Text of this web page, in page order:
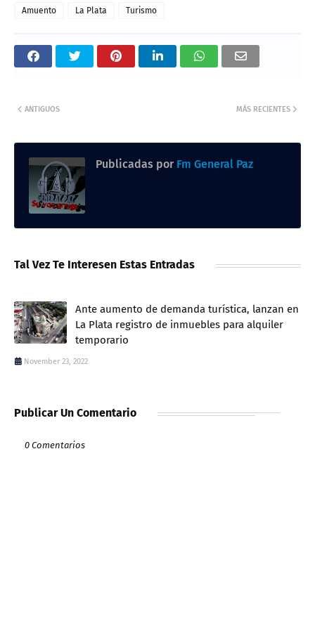
Amuento La Plata Turismo
MÁS RECIENTES
ANTIGUOS
Publicadas por Fm General Paz
Tal Vez Te Interesen Estas Entradas
Ante aumento de demanda turística, lanzan en
La Plata registro de inmuebles para alquiler
temporario
November 23, 2022
Publicar Un Comentario
0 Comentarios